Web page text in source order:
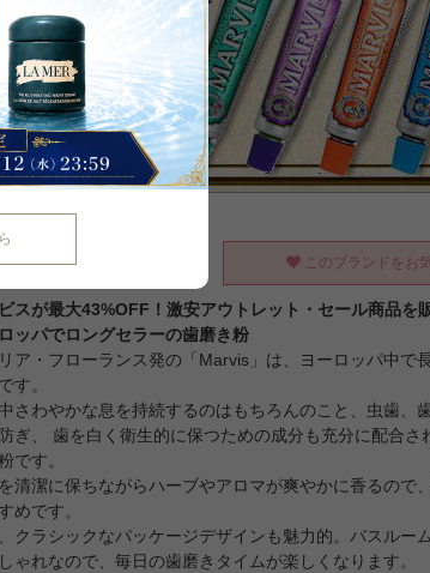
このブランドをお
スが最大43%OFF！激安アウトレット・セール商品を
ッパでロングセラーの歯磨き粉
ア・フローランス発の「Marvis」は、ヨーロッパ中で
す。
さわやかな息を持続するのはもちろんのこと、虫歯、
ぎ、 歯を白く衛生的に保つための成分も充分に配合さ
です。
清潔に保ちながらハーブやアロマが爽やかに香るので
めです。
クラシックなパッケージデザインも魅力的。バスルー
ゃれなので、毎日の歯磨きタイムが楽しくなります。